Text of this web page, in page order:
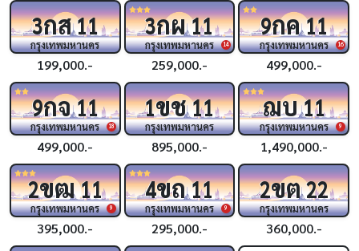
3กส11
กรุงเทพมหานคร
199,000.-
14
3กผ11
กรุงเทพมหานคร
259,000.-
16
9กค11
กรุงเทพมหานคร
499,000.-
18
9กจ11
กรุงเทพมหานคร
499,000.-
1ขช11
กรุงเทพมหานคร
895,000.-
9
ฌบ11
กรุงเทพมหานคร
1,490,000.-
9
2ขฒ11
กรุงเทพมหานคร
395,000.-
9
4ขถ11
กรุงเทพมหานคร
295,000.-
2ขต22
กรุงเทพมหานคร
360,000.-